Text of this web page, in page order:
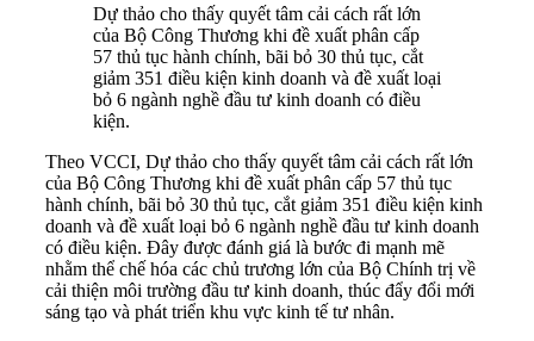
Dự thảo cho thấy quyết tâm cải cách rất lớn
của Bộ Công Thương khi đề xuất phân cấp
57 thủ tục hành chính, bãi bỏ 30 thủ tục, cắt
giảm 351 điều kiện kinh doanh và đề xuất loại
bỏ 6 ngành nghề đầu tư kinh doanh có điều
kiện.
Theo VCCI, Dự thảo cho thấy quyết tâm cải cách rất lớn
của Bộ Công Thương khi đề xuất phân cấp 57 thủ tục
hành chính, bãi bỏ 30 thủ tục, cắt giảm 351 điều kiện kinh
doanh và đề xuất loại bỏ 6 ngành nghề đầu tư kinh doanh
có điều kiện. Đây được đánh giá là bước đi mạnh mẽ
nhằm thể chế hóa các chủ trương lớn của Bộ Chính trị về
cải thiện môi trường đầu tư kinh doanh, thúc đẩy đổi mới
sáng tạo và phát triển khu vực kinh tế tư nhân.